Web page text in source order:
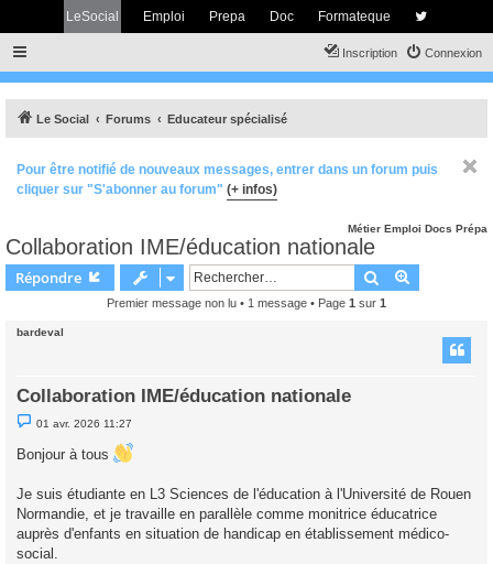
LeSocial Emploi Prepa Doc Formateque
Connexion
Inscription
Le Social Forums Educateur spécialisé
Pour être notifié de nouveaux messages, entrer dans un forum puis
cliquer sur "S'abonner au forum" (+ infos)
Métier Emploi Docs Prépa
Collaboration IME/éducation nationale
Répondre Rechercher
Premier message non lu • 1 message • Page 1 sur 1
bardeval
Collaboration IME/éducation nationale
M
e
s
e
n
n
l
01 avr. 2026 11:27
Bonjour à tous
Je suis étudiante en L3 Sciences de l'éducation à l'Université de Rouen
Normandie, et je travaille en parallèle comme monitrice éducatrice
auprès d'enfants en situation de handicap en établissement médico-
social.